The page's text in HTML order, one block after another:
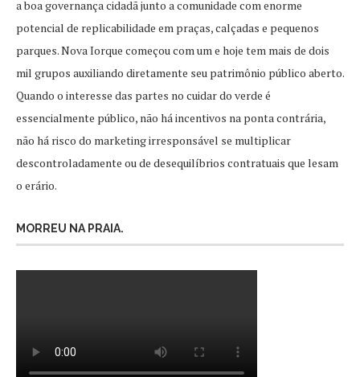
a boa governança cidadã junto a comunidade com enorme
potencial de replicabilidade em praças, calçadas e pequenos
parques. Nova Iorque começou com um e hoje tem mais de dois
mil grupos auxiliando diretamente seu patrimônio público aberto.
Quando o interesse das partes no cuidar do verde é
essencialmente público, não há incentivos na ponta contrária,
não há risco do marketing irresponsável se multiplicar
descontroladamente ou de desequilíbrios contratuais que lesam
o erário.
MORREU NA PRAIA.